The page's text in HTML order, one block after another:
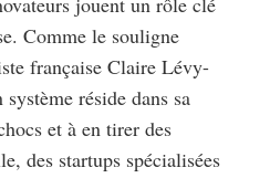
Comme le souligne
française Claire Lévy-
réside dans sa
et à en tirer des
des startups spécialisées